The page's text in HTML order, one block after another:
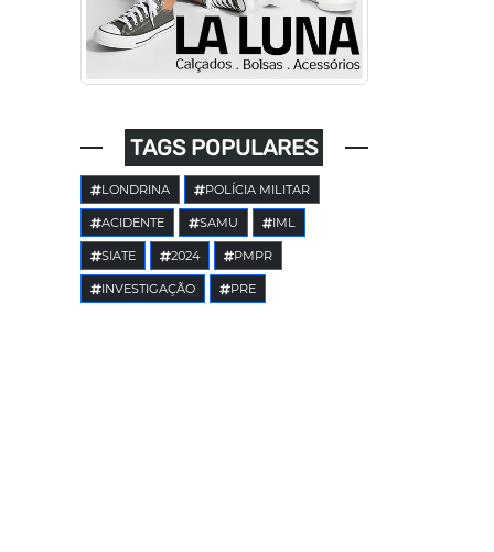
TAGS POPULARES
LONDRINA POLÍCIA MILITAR
ACIDENTE SAMU IML
SIATE 2024 PMPR
INVESTIGAÇÃO PRE